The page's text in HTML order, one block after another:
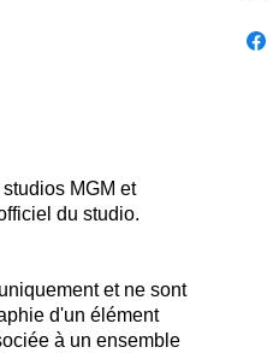
MGM et
du studio.
et ne sont
d'un élément
à un ensemble